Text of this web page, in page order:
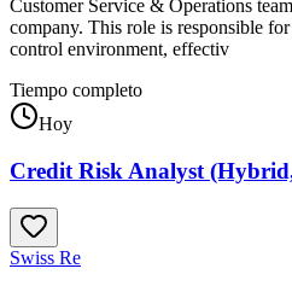
Customer Service & Operations
company. This role is responsible
control environment, effectiv
Tiempo completo
Hoy
Credit Risk Analyst
Swiss Re